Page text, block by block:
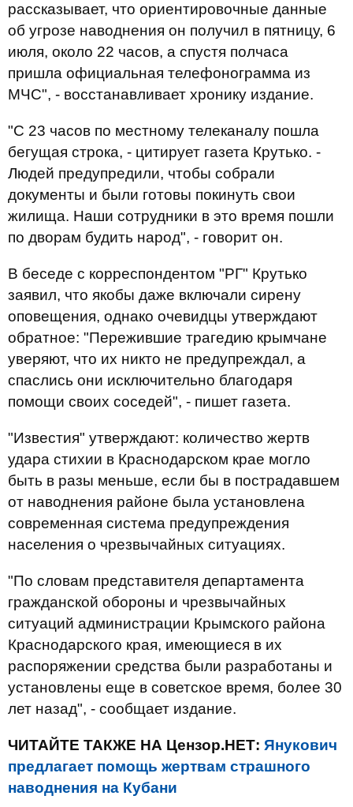
рассказывает, что ориентировочные данные
об угрозе наводнения он получил в пятницу, 6
июля, около 22 часов, а спустя полчаса
пришла официальная телефонограмма из
МЧС", - восстанавливает хронику издание.
"С 23 часов по местному телеканалу пошла
бегущая строка, - цитирует газета Крутько. -
Людей предупредили, чтобы собрали
документы и были готовы покинуть свои
жилища. Наши сотрудники в это время пошли
по дворам будить народ", - говорит он.
В беседе с корреспондентом "РГ" Крутько
заявил, что якобы даже включали сирену
оповещения, однако очевидцы утверждают
обратное: "Пережившие трагедию крымчане
уверяют, что их никто не предупреждал, а
спаслись они исключительно благодаря
помощи своих соседей", - пишет газета.
"Известия" утверждают: количество жертв
удара стихии в Краснодарском крае могло
быть в разы меньше, если бы в пострадавшем
от наводнения районе была установлена
современная система предупреждения
населения о чрезвычайных ситуациях.
"По словам представителя департамента
гражданской обороны и чрезвычайных
ситуаций администрации Крымского района
Краснодарского края, имеющиеся в их
распоряжении средства были разработаны и
установлены еще в советское время, более 30
лет назад", - сообщает издание.
ЧИТАЙТЕ ТАКЖЕ НА Цензор.НЕТ: Янукович
предлагает помощь жертвам страшного
наводнения на Кубани